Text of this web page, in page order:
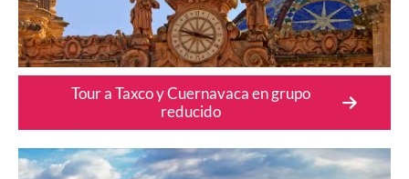
Tour a Taxco y Cuernavaca en grupo
reducido